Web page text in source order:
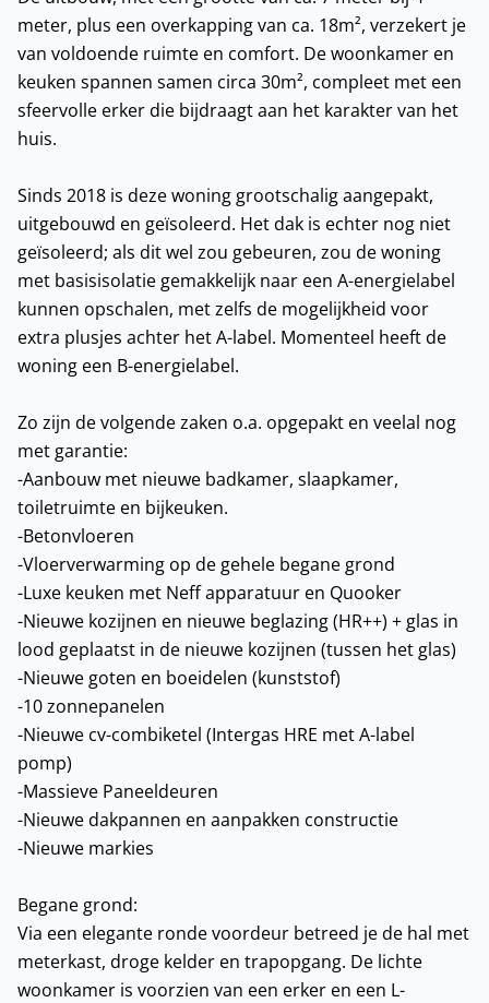
meter, plus een overkapping van ca. 18m², verzekert je
van voldoende ruimte en comfort. De woonkamer en
keuken spannen samen circa 30m², compleet met een
sfeervolle erker die bijdraagt aan het karakter van het
huis.
Sinds 2018 is deze woning grootschalig aangepakt,
uitgebouwd en geïsoleerd. Het dak is echter nog niet
geïsoleerd; als dit wel zou gebeuren, zou de woning
met basisisolatie gemakkelijk naar een A-energielabel
kunnen opschalen, met zelfs de mogelijkheid voor
extra plusjes achter het A-label. Momenteel heeft de
woning een B-energielabel.
Zo zijn de volgende zaken o.a. opgepakt en veelal nog
met garantie:
-Aanbouw met nieuwe badkamer, slaapkamer,
toiletruimte en bijkeuken.
-Betonvloeren
-Vloerverwarming op de gehele begane grond
-Luxe keuken met Neff apparatuur en Quooker
-Nieuwe kozijnen en nieuwe beglazing (HR++) + glas in
lood geplaatst in de nieuwe kozijnen (tussen het glas)
-Nieuwe goten en boeidelen (kunststof)
-10 zonnepanelen
-Nieuwe cv-combiketel (Intergas HRE met A-label
pomp)
-Massieve Paneeldeuren
-Nieuwe dakpannen en aanpakken constructie
-Nieuwe markies
Begane grond:
Via een elegante ronde voordeur betreed je de hal met
meterkast, droge kelder en trapopgang. De lichte
woonkamer is voorzien van een erker en een L-